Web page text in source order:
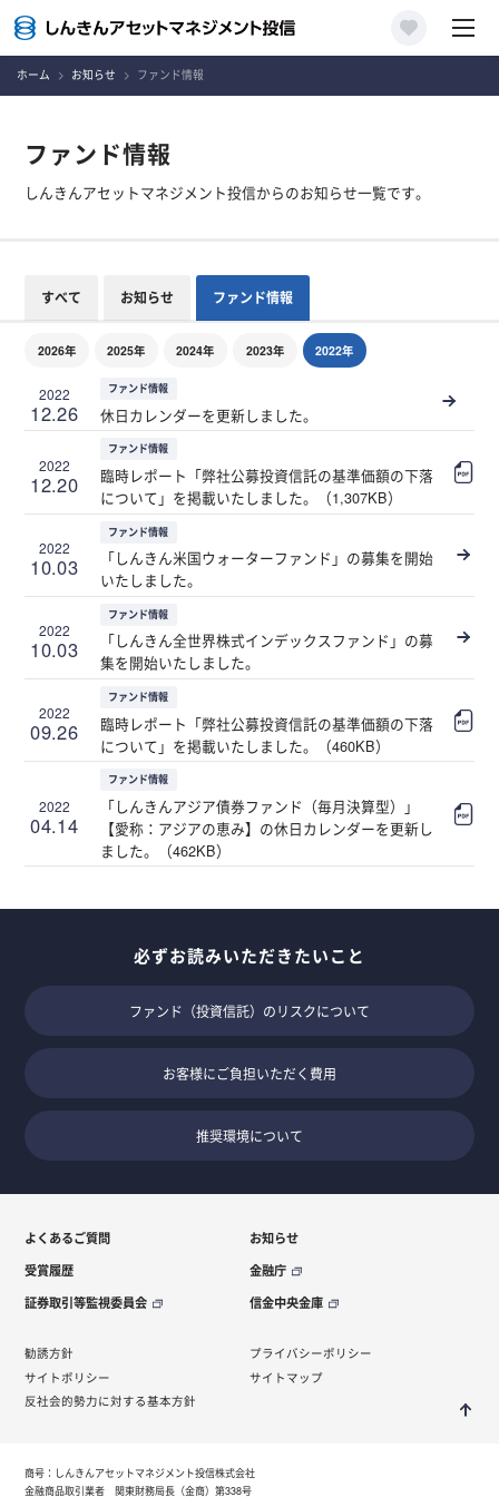
ホーム お知らせ ファンド情報
ファンド情報
しんきんアセットマネジメント投信からのお知らせ一覧です。
すべて お知らせ ファンド情報
2026年 2025年 2024年 2023年 2022年
2022
12.26
ファンド情報
休日カレンダーを更新しました。
2022
12.20
ファンド情報
臨時レポート「弊社公募投資信託の基準価額の下落
について」を掲載いたしました。（1,307KB）
2022
10.03
ファンド情報
「しんきん米国ウォーターファンド」の募集を開始
いたしました。
2022
10.03
ファンド情報
「しんきん全世界株式インデックスファンド」の募
集を開始いたしました。
2022
09.26
ファンド情報
臨時レポート「弊社公募投資信託の基準価額の下落
について」を掲載いたしました。（460KB）
2022
04.14
ファンド情報
「しんきんアジア債券ファンド（毎月決算型）」
【愛称：アジアの恵み】の休日カレンダーを更新し
ました。（462KB）
必ずお読みいただきたいこと
ファンド（投資信託）のリスクについて
お客様にご負担いただく費用
推奨環境について
よくあるご質問
お知らせ
受賞履歴
金融庁
証券取引等監視委員会
信金中央金庫
勧誘方針
プライバシーポリシー
サイトポリシー
サイトマップ
反社会的勢力に対する基本方針
商号：しんきんアセットマネジメント投信株式会社
金融商品取引業者 関東財務局長（金商）第338号